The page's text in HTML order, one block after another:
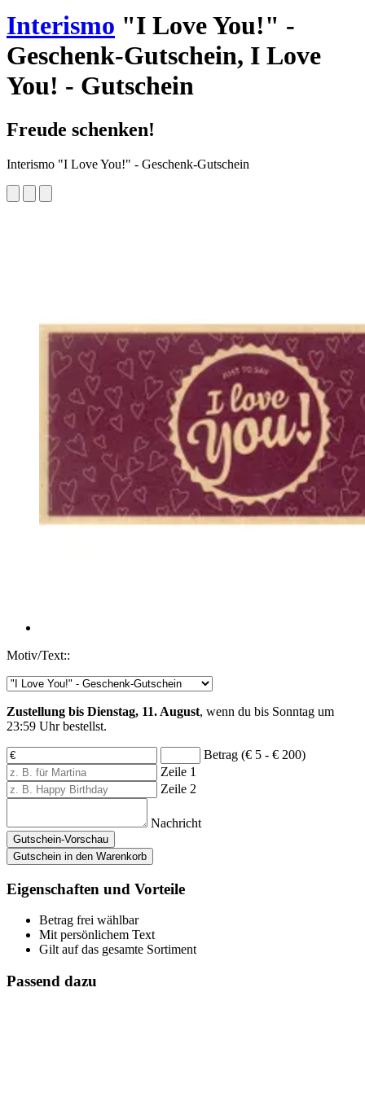
Interismo "I Love You!" -
Geschenk-Gutschein, I Love
You! - Gutschein
Freude schenken!
Interismo "I Love You!" - Geschenk-Gutschein
Motiv/Text::
Zustellung bis Dienstag, 11. August, wenn du bis Sonntag um
23:59 Uhrbestellst.
Betrag (€ 5 - € 200)
Zeile 1
Zeile 2
Nachricht
Gutschein-Vorschau
Gutschein in den Warenkorb
Eigenschaften und Vorteile
Betrag frei wählbar
Mit persönlichem Text
Gilt auf das gesamte Sortiment
Passend dazu